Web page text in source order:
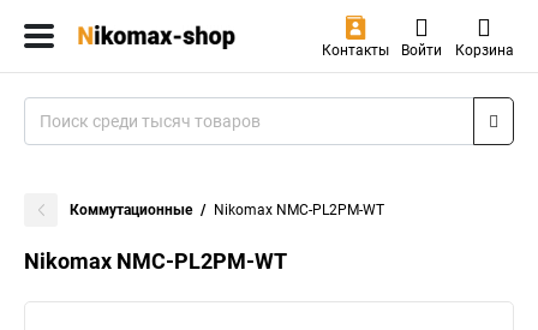
Контакты Войти Корзина
Коммутационные Nikomax NMC-PL2PM-WT
Nikomax NMC-PL2PM-WT